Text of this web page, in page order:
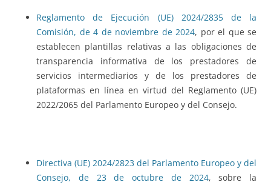
Reglamento de Ejecución (UE) 2024/2835 de la
Comisión, de 4 de noviembre de 2024, por el que se
establecen plantillas relativas a las obligaciones de
transparencia informativa de los prestadores de
servicios intermediarios y de los prestadores de
plataformas en línea en virtud del Reglamento (UE)
2022/2065 del Parlamento Europeo y del Consejo.
Directiva (UE) 2024/2823 del Parlamento Europeo y del
Consejo, de 23 de octubre de 2024, sobre la